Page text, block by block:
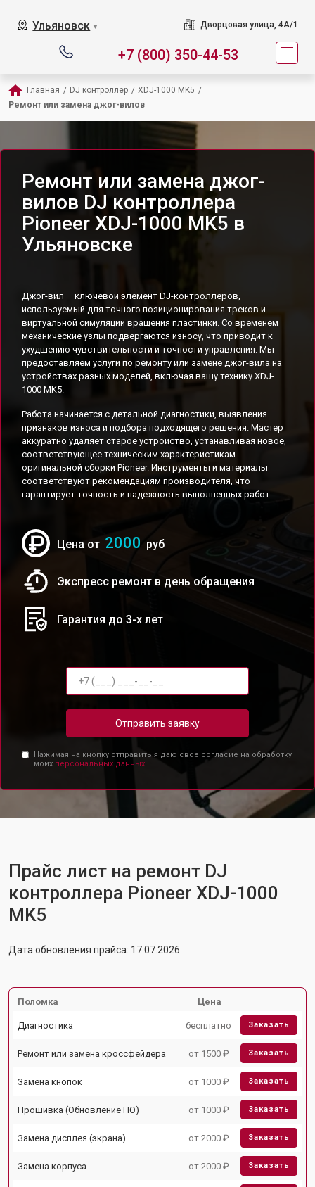
Ульяновск ▼ Дворцовая улица, 4А/1
+7 (800) 350-44-53
Главная / DJ контроллер / XDJ-1000 MK5 /
Ремонт или замена джог-вилов
Ремонт или замена джог-
вилов DJ контроллера
Pioneer XDJ-1000 MK5 в
Ульяновске
Джог-вил – ключевой элемент DJ-контроллеров,
используемый для точного позиционирования треков и
виртуальной симуляции вращения пластинки. Со временем
механические узлы подвергаются износу, что приводит к
ухудшению чувствительности и точности управления. Мы
предоставляем услуги по ремонту или замене джог-вила на
устройствах разных моделей, включая вашу технику XDJ-
1000 MK5.
Работа начинается с детальной диагностики, выявления
признаков износа и подбора подходящего решения. Мастер
аккуратно удаляет старое устройство, устанавливая новое,
соответствующее техническим характеристикам
оригинальной сборки Pioneer. Инструменты и материалы
соответствуют рекомендациям производителя, что
гарантирует точность и надежность выполненных работ.
Цена от 2000 руб
Экспресс ремонт в день обращения
Гарантия до 3-х лет
Отправить заявку
Нажимая на кнопку отправить я даю свое согласие на обработку
моих персональных данных.
Прайс лист на ремонт DJ
контроллера Pioneer XDJ-1000
MK5
Дата обновления прайса: 17.07.2026
Поломка Цена
Диагностика бесплатно Заказать
Ремонт или замена кроссфейдера от 1500 ₽ Заказать
Замена кнопок от 1000 ₽ Заказать
Прошивка (Обновление ПО) от 1000 ₽ Заказать
Замена дисплея (экрана) от 2000 ₽ Заказать
Замена корпуса от 2000 ₽ Заказать